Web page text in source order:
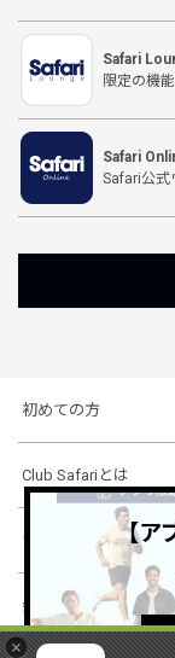
×
Safari
限定の機
Safari
Safari公式
初めての方
Club Safariとは
ショッピングガイド
会社概要・規約
【ア